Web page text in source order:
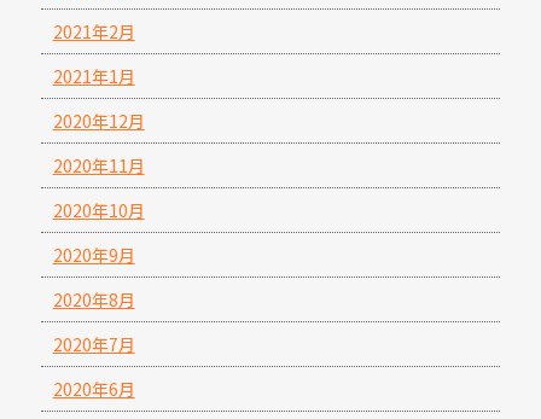
2021年2月
2021年1月
2020年12月
2020年11月
2020年10月
2020年9月
2020年8月
2020年7月
2020年6月